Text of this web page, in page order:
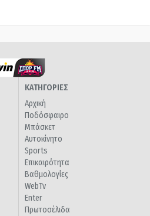
ΚΑΤΗΓΟΡΙΕΣ
Αρχική
Ποδόσφαιρο
Μπάσκετ
Αυτοκίνητο
Sports
Επικαιρότητα
Βαθμολογίες
WebTv
Enter
Πρωτοσέλιδα